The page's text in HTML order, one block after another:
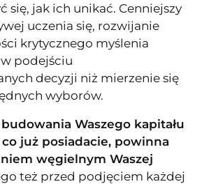
się, jak ich unikać. Cenniejszy
uczenia się, rozwijanie
krytycznego myślenia
podejściu
decyzji niż mierzenie się
wyborów.
Waszego kapitału
już posiadacie, powinna
węgielnym Waszej
też przed podjęciem każdej